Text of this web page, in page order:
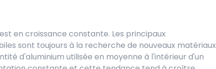
en croissance constante. Les principaux
sont toujours à la recherche de nouveaux matériaux
d'aluminium utilisée en moyenne à l'intérieur d'un